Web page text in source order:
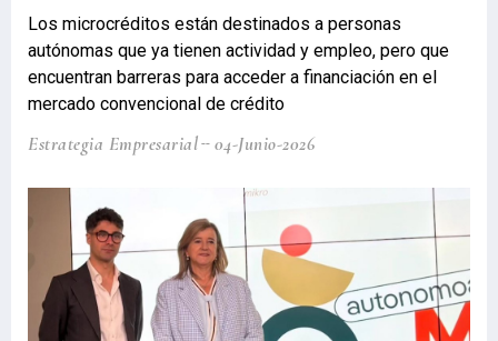
Los microcréditos están destinados a personas
autónomas que ya tienen actividad y empleo, pero que
encuentran barreras para acceder a financiación en el
mercado convencional de crédito
Estrategia Empresarial 04-Junio-2026